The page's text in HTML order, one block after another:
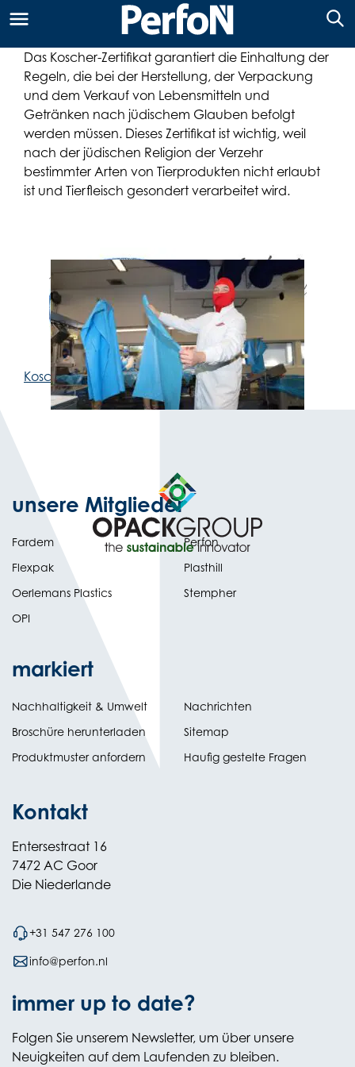
Das Koscher-Zertifikat garantiert die Einhaltung der
Regeln, die bei der Herstellung, der Verpackung
und dem Verkauf von Lebensmitteln und
Getränken nach jüdischem Glauben befolgt
werden müssen. Dieses Zertifikat ist wichtig, weil
nach der jüdischen Religion der Verzehr
bestimmter Arten von Tierprodukten nicht erlaubt
ist und Tierfleisch gesondert verarbeitet wird.
Koscher-Zertifikat
unsere Mitglieder
Fardem
Flexpak
Oerlemans Plastics
OPI
Perfon
Plasthill
Stempher
markiert
Nachhaltigkeit & Umwelt
Broschüre herunterladen
in
new
Produktmuster anfordern
Nachrichten
Sitemap
Haufig gestelte Fragen
Kontakt
Entersestraat 16
7472 AC Goor
Die Niederlande
+31 547 276 100
info@perfon.nl
immer up to date?
Folgen Sie unserem Newsletter, um über unsere
Neuigkeiten auf dem Laufenden zu bleiben.